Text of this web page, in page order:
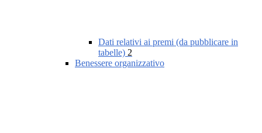
Dati relativi ai premi (da pubblicare in
tabelle) 2
Benessere organizzativo